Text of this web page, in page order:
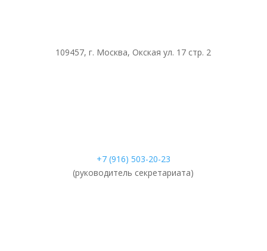
109457, г. Москва, Окская ул. 17 стр. 2
+7 (916) 503-20-23
(руководитель секретариата)